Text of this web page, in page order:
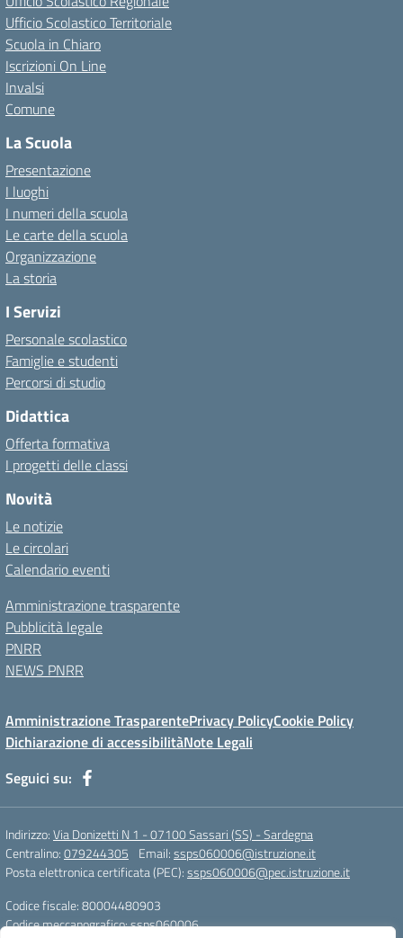
Ufficio Scolastico Territoriale
Scuola in Chiaro
Iscrizioni On Line
Invalsi
Comune
La Scuola
Presentazione
I luoghi
I numeri della scuola
Le carte della scuola
Organizzazione
La storia
I Servizi
Personale scolastico
Famiglie e studenti
Percorsi di studio
Didattica
Offerta formativa
I progetti delle classi
Novità
Le notizie
Le circolari
Calendario eventi
Amministrazione trasparente
Pubblicità legale
PNRR
NEWS PNRR
Amministrazione TrasparentePrivacy PolicyCookie Policy
Dichiarazione di accessibilitàNote Legali
Seguici su:
Indirizzo:Via Donizetti N 1 - 07100 Sassari (SS) - Sardegna
Centralino:079244305 Email:ssps060006@istruzione.it
Posta elettronica certificata (PEC):ssps060006@pec.istruzione.it
Codice fiscale: 80004480903
Codice meccanografico:ssps060006